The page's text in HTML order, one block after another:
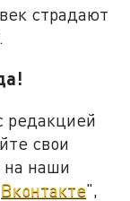
страдают
редакцией
свои
на наши
Вконтакте",